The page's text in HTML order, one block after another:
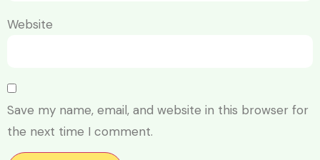
Website
Save my name, email, and website in this browser for
the next time I comment.